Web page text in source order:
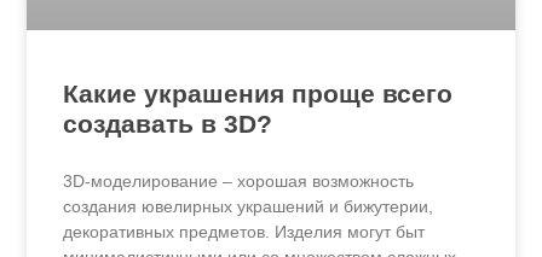
Какие украшения проще всего
создавать в 3D?
3D-моделирование – хорошая возможность
создания ювелирных украшений и бижутерии,
декоративных предметов. Изделия могут быт